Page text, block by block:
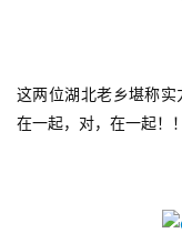
休
闲
这两位湖北老乡堪称
在一起，对，在一起！